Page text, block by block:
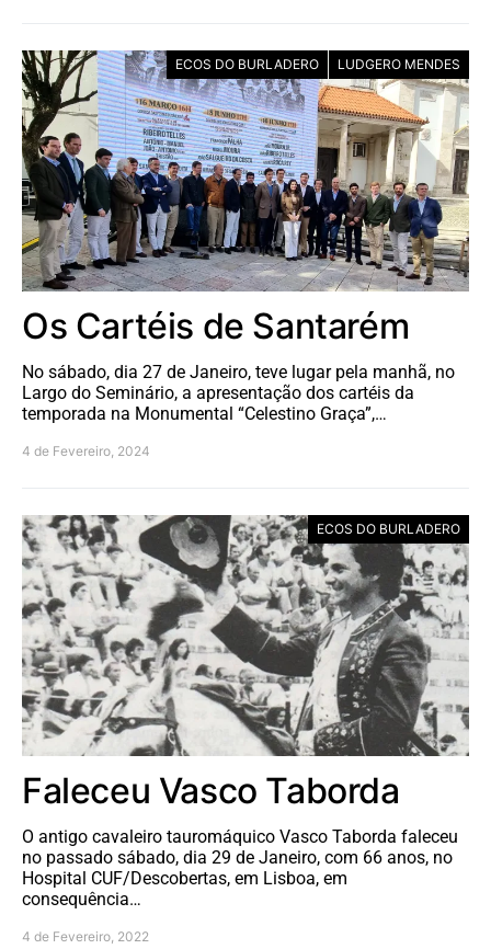
ECOS DO BURLADERO LUDGERO MENDES
Os Cartéis de Santarém
No sábado, dia 27 de Janeiro, teve lugar pela manhã, no
Largo do Seminário, a apresentação dos cartéis da
temporada na Monumental “Celestino Graça”,…
4 de Fevereiro, 2024
ECOS DO BURLADERO
Faleceu Vasco Taborda
O antigo cavaleiro tauromáquico Vasco Taborda faleceu
no passado sábado, dia 29 de Janeiro, com 66 anos, no
Hospital CUF/Descobertas, em Lisboa, em
consequência…
4 de Fevereiro, 2022